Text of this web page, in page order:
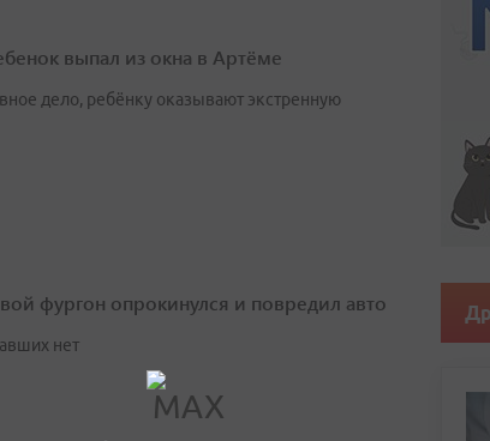
выпал из окна в Артёме
дело, ребёнку оказывают экстренную
фургон опрокинулся и повредил авто
нет